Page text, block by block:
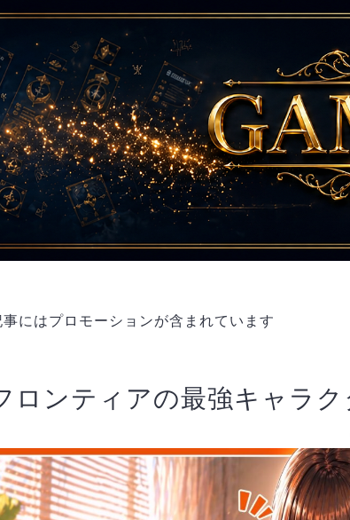
事にはプロモーションが含まれています
ロンティアの最強キャラク